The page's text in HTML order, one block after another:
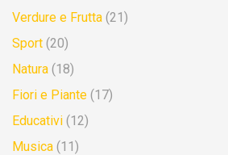
Verdure e Frutta (21)
Sport (20)
Natura (18)
Fiori e Piante (17)
Educativi (12)
Musica (11)